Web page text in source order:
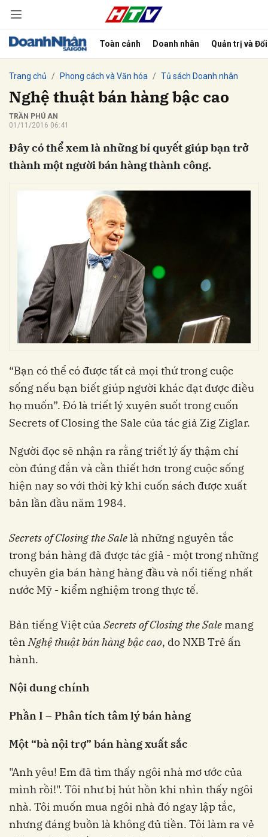
Toàn cảnh Doanh nhân Quản trị và
Trang chủ Phong cách và Văn hóa Tủ sách Doanh nhân
Nghệ thuật bán hàng bậc cao
TRẦN PHÚ AN
01/11/2016 06:41
Đây có thể xem là những bí quyết giúp bạn trở
thành một người bán hàng thành công.
“Bạn có thể có được tất cả mọi thứ trong cuộc
sống nếu bạn biết giúp người khác đạt được điều
họ muốn”. Đó là triết lý xuyên suốt trong cuốn
Secrets of Closing the Sale của tác giả Zig Ziglar.
Người đọc sẽ nhận ra rằng triết lý ấy thậm chí
còn đúng đắn và cần thiết hơn trong cuộc sống
hiện nay so với thời kỳ khi cuốn sách được xuất
bản lần đầu năm 1984.
Secrets of Closing the Salelà những nguyên tắc
trong bán hàng đã được tác giả - một trong những
chuyên gia bán hàng hàng đầu và nổi tiếng nhất
nước Mỹ - kiểm nghiệm trong thực tế.
Bản tiếng Việt của Secrets of Closing the Sale mang
tênNghệ thuật bán hàng bậc cao, do NXB Trẻ ấn
hành.
Nội dung chính
Phần I – Phân tích tâm lý bán hàng
Một “bà nội trợ” bán hàng xuất sắc
"Anh yêu! Em đã tìm thấy ngôi nhà mơ ước của
mình rồi!". Tôi như bị hút hồn khi nhìn thấy ngôi
nhà. Tôi muốn mua ngôi nhà đó ngay lập tắc,
nhưng đáng buồn là không đủ tiền. Tôi làm ra vẻ